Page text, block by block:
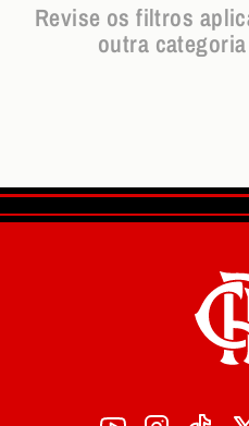
Revise os filtros
outra